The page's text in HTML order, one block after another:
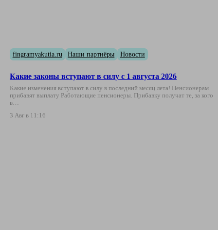
fingramyakutia.ru Наши партнёры Новости
Какие законы вступают в силу с 1 августа 2026
Какие изменения вступают в силу в последний месяц лета! Пенсионерам
прибавят выплату Работающие пенсионеры. Прибавку получат те, за кого
в…
3 Авг в 11:16